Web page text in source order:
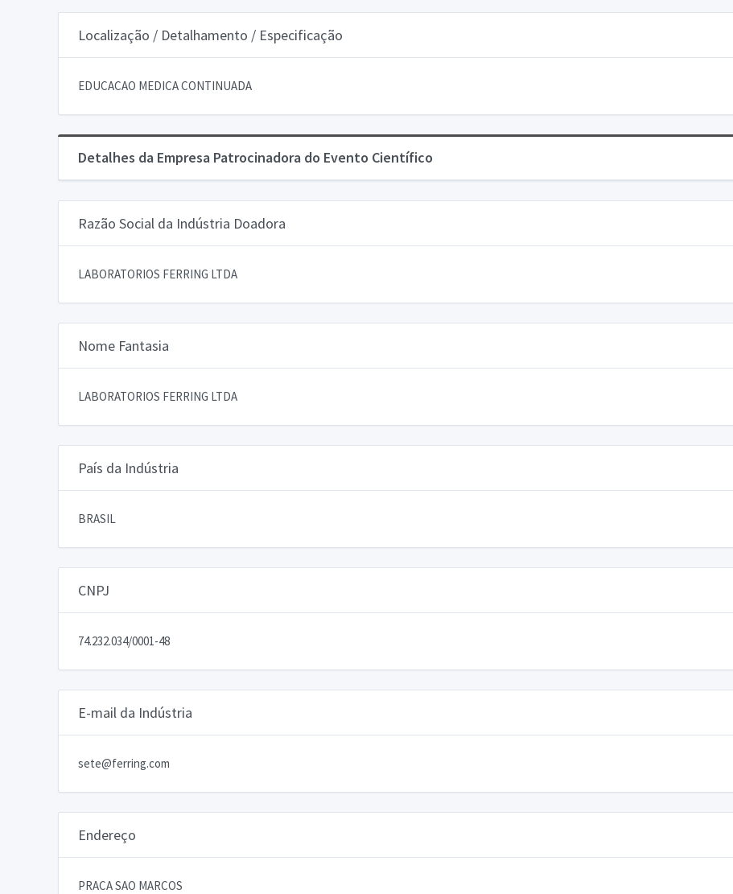
Localização / Detalhamento / Especificação
EDUCACAO MEDICA CONTINUADA
Detalhes da Empresa Patrocinadora do Evento Científico
Razão Social da Indústria Doadora
LABORATORIOS FERRING LTDA
Nome Fantasia
LABORATORIOS FERRING LTDA
País da Indústria
BRASIL
CNPJ
74.232.034/0001-48
E-mail da Indústria
sete@ferring.com
Endereço
PRACA SAO MARCOS